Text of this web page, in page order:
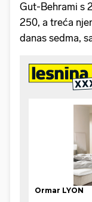
Gut-Behrami s
250, a treća
danas sedma,